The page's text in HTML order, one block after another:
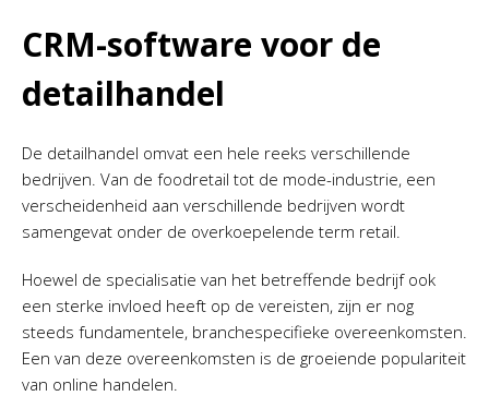
CRM-software voor de
detailhandel
De detailhandel omvat een hele reeks verschillende
bedrijven. Van de foodretail tot de mode-industrie, een
verscheidenheid aan verschillende bedrijven wordt
samengevat onder de overkoepelende term retail.
Hoewel de specialisatie van het betreffende bedrijf ook
een sterke invloed heeft op de vereisten, zijn er nog
steeds fundamentele, branchespecifieke overeenkomsten.
Een van deze overeenkomsten is de groeiende populariteit
van online handelen.